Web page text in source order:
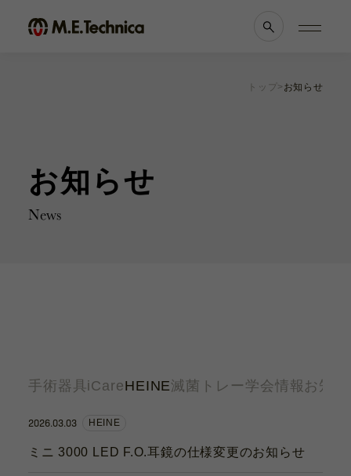
獣医科
他科
滅菌トレー
カタログ
サポート動画
お問い合わせ
トップ お知らせ
お知らせ
News
手術器具 iCareHEINE滅菌トレー 学会情報 お知
2026.03.03 HEINE
ミニ 3000 LED F.O.耳鏡の仕様変更のお知らせ